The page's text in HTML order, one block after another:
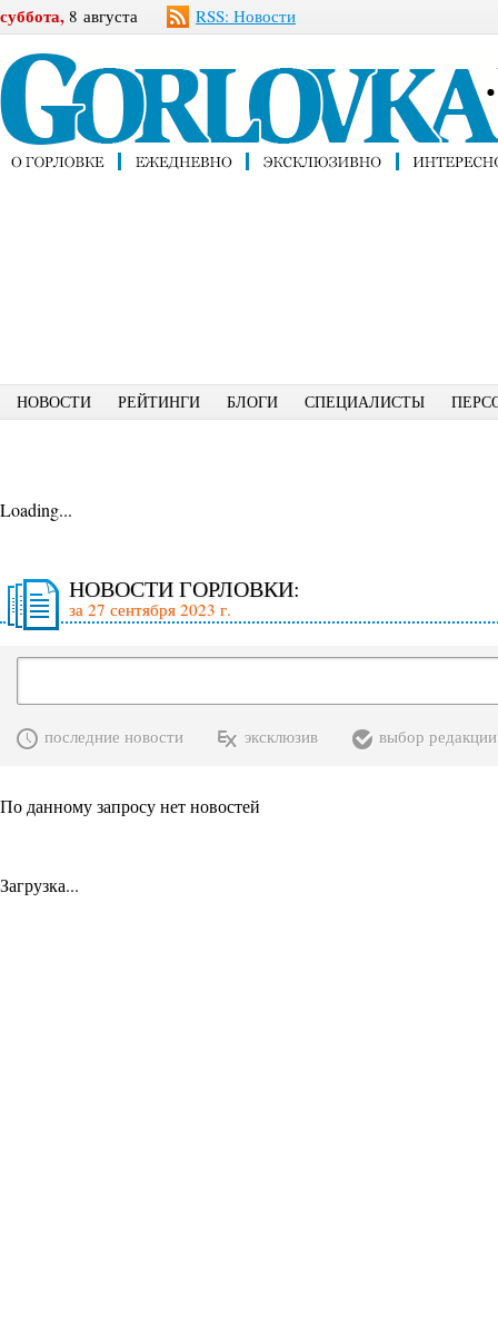
суббота, 8 августа RSS: Новости
НОВОСТИ РЕЙТИНГИ БЛОГИ СПЕЦИАЛИСТЫ
Loading...
НОВОСТИ ГОРЛОВКИ:
за 27 сентября 2023 г.
последние новости эксклюзив выбор редакции
По данному запросу нет новостей
Загрузка...